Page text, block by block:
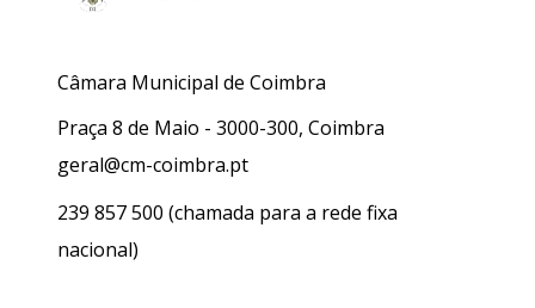
Câmara Municipal de Coimbra
Praça 8 de Maio - 3000-300, Coimbra
geral@cm-coimbra.pt
239 857 500 (chamada para a rede fixa
nacional)